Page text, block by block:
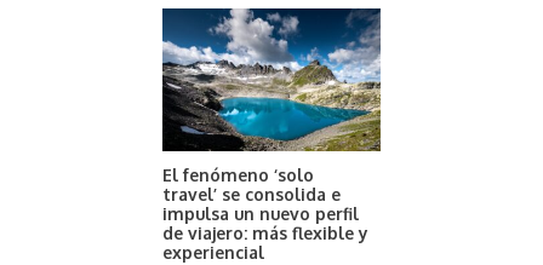
El fenómeno ‘solo
travel’ se consolida e
impulsa un nuevo perfil
de viajero: más flexible y
experiencial